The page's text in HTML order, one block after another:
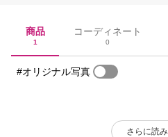
商品
1
コーディネート
0
#オリジナル写真
さらに読